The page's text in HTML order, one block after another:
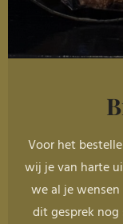
Voor het
wij je van harte
we al je
dit gesprek